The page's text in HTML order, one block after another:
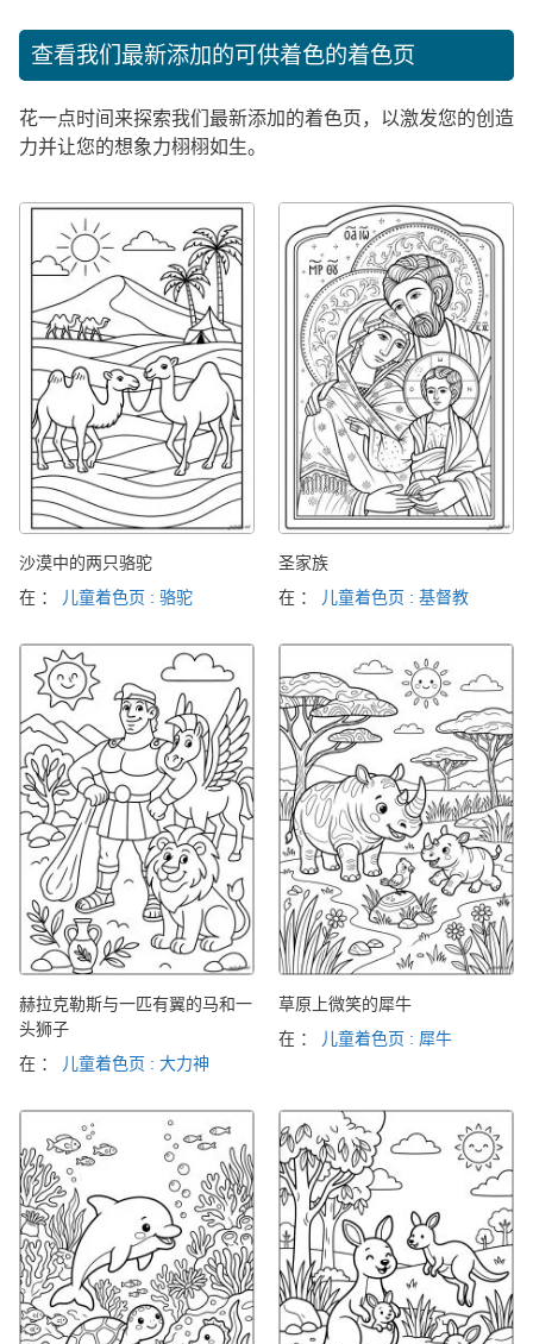
查看我们最新添加的可供着色的着色页
花一点时间来探索我们最新添加的着色页，以激发您的创造
力并让您的想象力栩栩如生。
沙漠中的两只骆驼
在 ：
儿童着色页 : 骆驼
圣家族
在 ：
儿童着色页 : 基督教
赫拉克勒斯与一匹有翼的马和一
头狮子
在 ：
儿童着色页 : 大力神
草原上微笑的犀牛
在 ：
儿童着色页 : 犀牛